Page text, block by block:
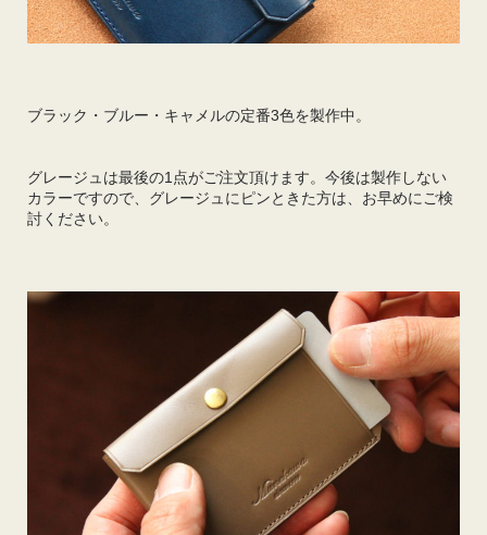
ブラック・ブルー・キャメルの定番3色を製作中。
グレージュは最後の1点がご注文頂けます。今後は製作しない
カラーですので、グレージュにピンときた方は、お早めにご検
討ください。